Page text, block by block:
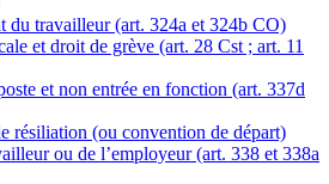
du travailleur (art. 324a et 324b CO)
et droit de grève (art. 28 Cst ; art. 11
et non entrée en fonction (art. 337d
résiliation (ou convention de départ)
ou de l’employeur (art. 338 et 338a